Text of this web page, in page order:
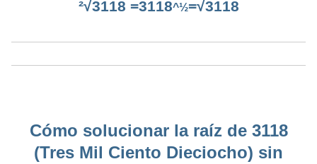
²√3118 =3118^½=√3118
Cómo solucionar la raíz de 3118
(Tres Mil Ciento Dieciocho) sin